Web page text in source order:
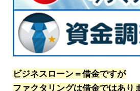
ビジネスローン＝借金ですが
ファクタリングは借金ではあり